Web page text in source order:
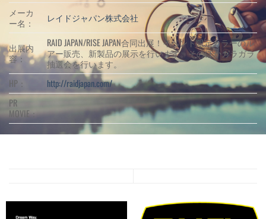
メーカ
ー名：
レイドジャパン株式会社
出展内
容：
RAID JAPAN/RISE JAPAN合同出展！イベント限定カラーのル
アー販売、新製品の展示を行います。そのほかガラガラ
抽選会を行います。
HP：
http://raidjapan.com/
PR
MOVIE：